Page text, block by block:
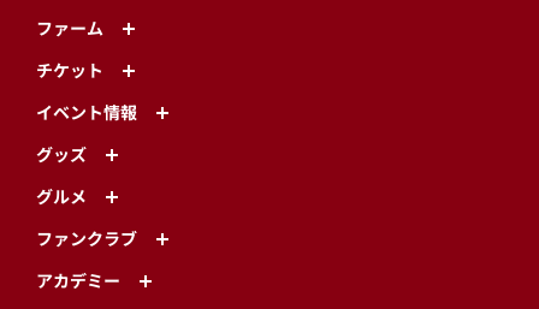
ファーム
チケット
イベント情報
グッズ
グルメ
ファンクラブ
アカデミー